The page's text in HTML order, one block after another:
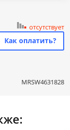
отсутствует
Как оплатить?
MRSW4631828